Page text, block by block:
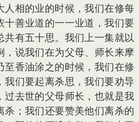
人相的业的时候，我们在修每
十善业道的一一业道，我们要
共有五十思。我们上一集就以
，说我们在为父母、师长来摩
至香油涂之的时候，我们在修
我们要起离杀思，我们要劝导
过去世的父母师长，也就是我
杀；我们还要赞美他们离杀的